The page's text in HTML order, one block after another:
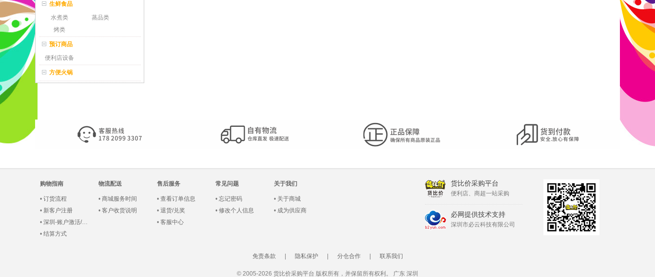
生鲜食品
水煮类
蒸品类
烤类
预订商品
便利店设备
方便火锅
购物指南
• 订货流程
• 新客户注册
• 深圳-账户激活/登录
• 结算方式
物流配送
• 商城服务时间
• 客户收货说明
售后服务
• 查看订单信息
• 退货/兑奖
• 客服中心
常见问题
• 忘记密码
• 修改个人信息
关于我们
• 关于商城
• 成为供应商
货比价采购平台
便利店、商超一站采购
必网提供技术支持
深圳市必云科技有限公司
免责条款 隐私保护 分仓合作 联系我们
© 2005-2026 货比价采购平台 版权所有，并保留所有权利。 广东 深圳